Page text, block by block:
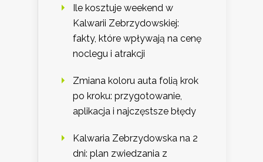
Ile kosztuje weekend w
Kalwarii Zebrzydowskiej:
fakty, które wpływają na cenę
noclegu i atrakcji
Zmiana koloru auta folią krok
po kroku: przygotowanie,
aplikacja i najczęstsze błędy
Kalwaria Zebrzydowska na 2
dni: plan zwiedzania z